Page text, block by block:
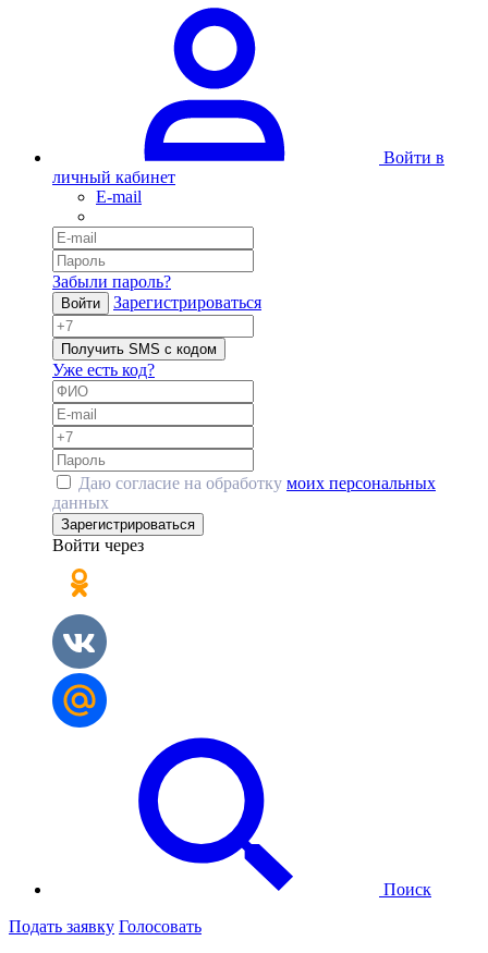
Войти в
личный кабинет
E-mail
Забыли пароль?
Войти Зарегистрироваться
Получить SMS с кодом
Уже есть код?
Даю согласие на обработку моих персональных
данных
Зарегистрироваться
Войти через
Поиск
Подать заявку Голосовать